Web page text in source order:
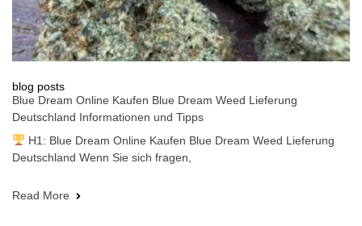
blog posts
Blue Dream Online Kaufen Blue Dream Weed Lieferung
Deutschland Informationen und Tipps
H1: Blue Dream Online Kaufen Blue Dream Weed Lieferung
Deutschland Wenn Sie sich fragen,
Read More